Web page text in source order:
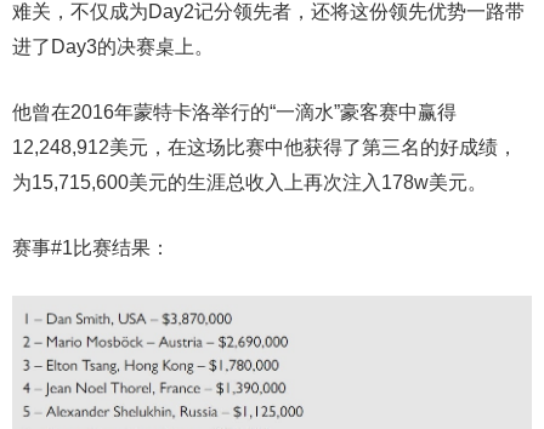
难关，不仅成为Day2记分领先者，还将这份领先优势一路带
进了Day3的决赛桌上。
他曾在2016年蒙特卡洛举行的“一滴水”豪客赛中赢得
12,248,912美元，在这场比赛中他获得了第三名的好成绩，
为15,715,600美元的生涯总收入上再次注入178w美元。
赛事#1比赛结果：